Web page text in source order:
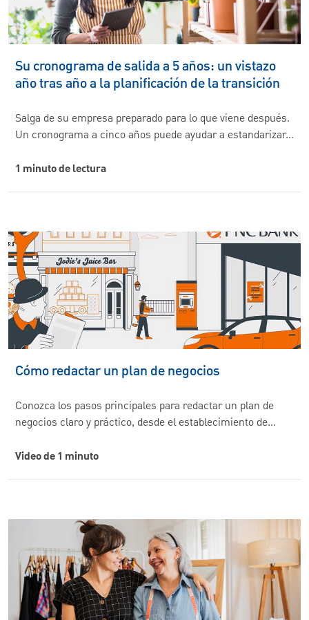
Su cronograma de salida a 5 años: un vistazo
año tras año a la planificación de la transición
Salga de su empresa preparado para lo que viene después.
Un cronograma a cinco años puede ayudar a estandarizar…
1 minuto de lectura
Cómo redactar un plan de negocios
Conozca los pasos principales para redactar un plan de
negocios claro y práctico, desde el establecimiento de…
Video de 1 minuto